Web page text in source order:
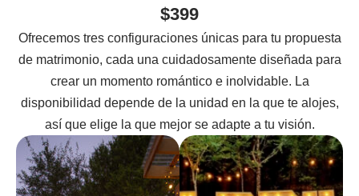
$399
Ofrecemos tres configuraciones únicas para tu propuesta
de matrimonio, cada una cuidadosamente diseñada para
crear un momento romántico e inolvidable. La
disponibilidad depende de la unidad en la que te alojes,
así que elige la que mejor se adapte a tu visión.